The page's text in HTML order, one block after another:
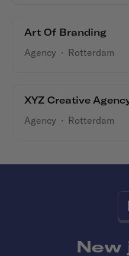
Art Of Branding
Agency · Rotterdam
XYZ Creative
Agency · Rotterdam
New